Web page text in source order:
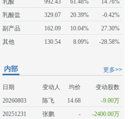
乳酸
992.43 61.48%
14.76%
乳酸盐
329.07 20.39%
-0.42%
副产品
162.09 10.04%
27.30%
其他
130.54 8.09% -28.58%
更多>>
内部
日期 变动人 均价
变动股数
20260803
陈飞 14.68
-9.00万
20251231
张鹏 -
-2400.00万